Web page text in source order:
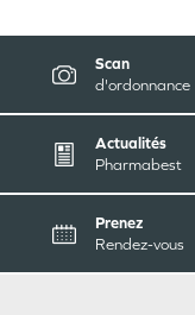
Scan
d'ordonnance
Actualités
Pharmabest
Prenez
Rendez-vous